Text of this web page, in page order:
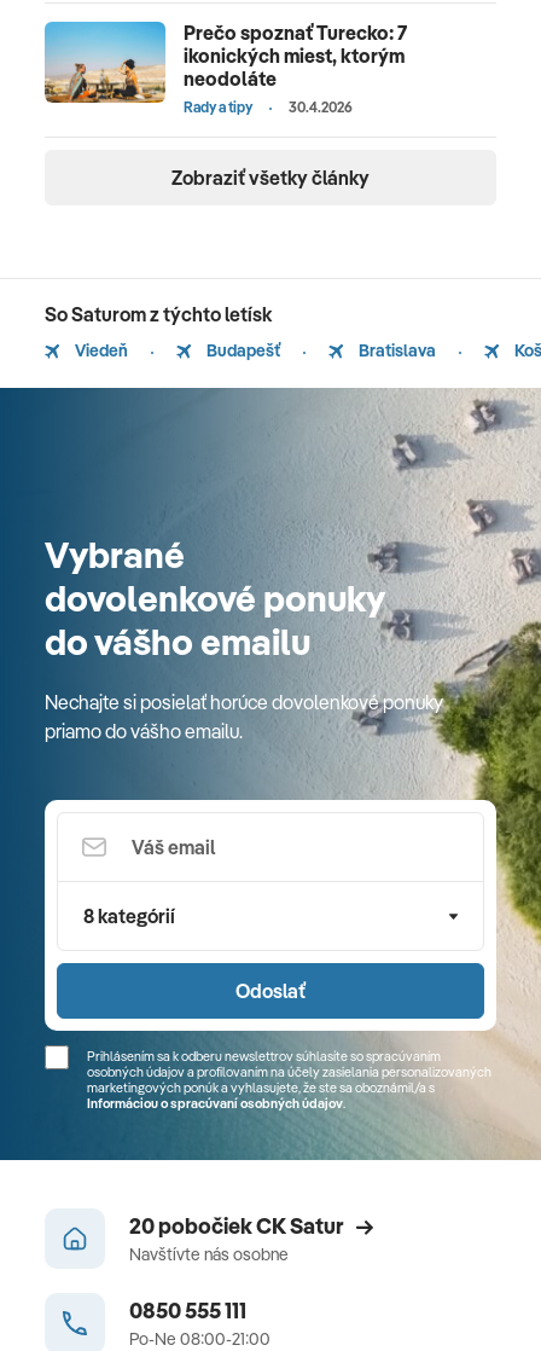
Prečo spoznať Turecko: 7
ikonických miest, ktorým
neodoláte
Rady a tipy 30.4.2026
Zobraziť všetky články
So Saturom z týchto letísk
Viedeň Budapešť Bratislava
Vybrané
dovolenkové ponuky
do vášho emailu
Nechajte si posielať horúce dovolenkové ponuky
priamo do vášho emailu.
8 kategórií
Odoslať
Prihlásením sa k odberu newslettrov súhlasíte so spracúvaním
osobných údajov a profilovaním na účely zasielania personalizovaných
marketingových ponúk a vyhlasujete, že ste sa oboznámil/a s
Informáciou o spracúvaní osobných údajov.
20 pobočiek CK Satur
Navštívte nás osobne
0850 555 111
Po-Ne 08:00-21:00